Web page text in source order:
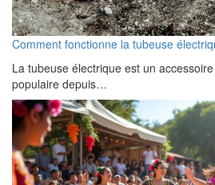
Comment fonctionne la tubeuse
La tubeuse électrique est un
populaire depuis…